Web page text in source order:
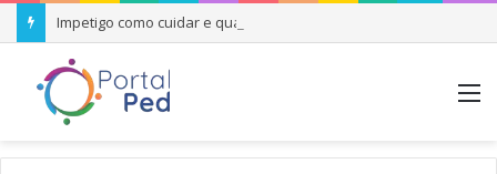
Impetigo como cuidar e quando se preocupar